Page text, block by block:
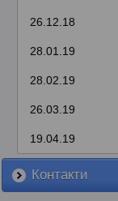
26.12.18
28.01.19
28.02.19
26.03.19
19.04.19
Контакти